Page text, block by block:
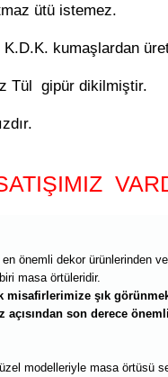
ütü istemez.
K.D.K. kumaşlardan
Tül gipür dikilmiştir.
en önemli dekor ürünlerinden
masa örtüleridir.
misafirlerimize şık
açısından son derece
modelleriyle masa örtüsü